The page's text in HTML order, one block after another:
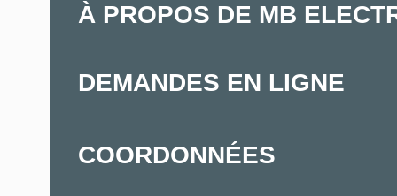
À PROPOS DE MB
DEMANDES EN LIGNE
COORDONNÉES